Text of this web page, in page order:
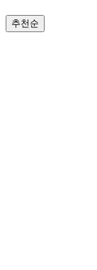
추천순